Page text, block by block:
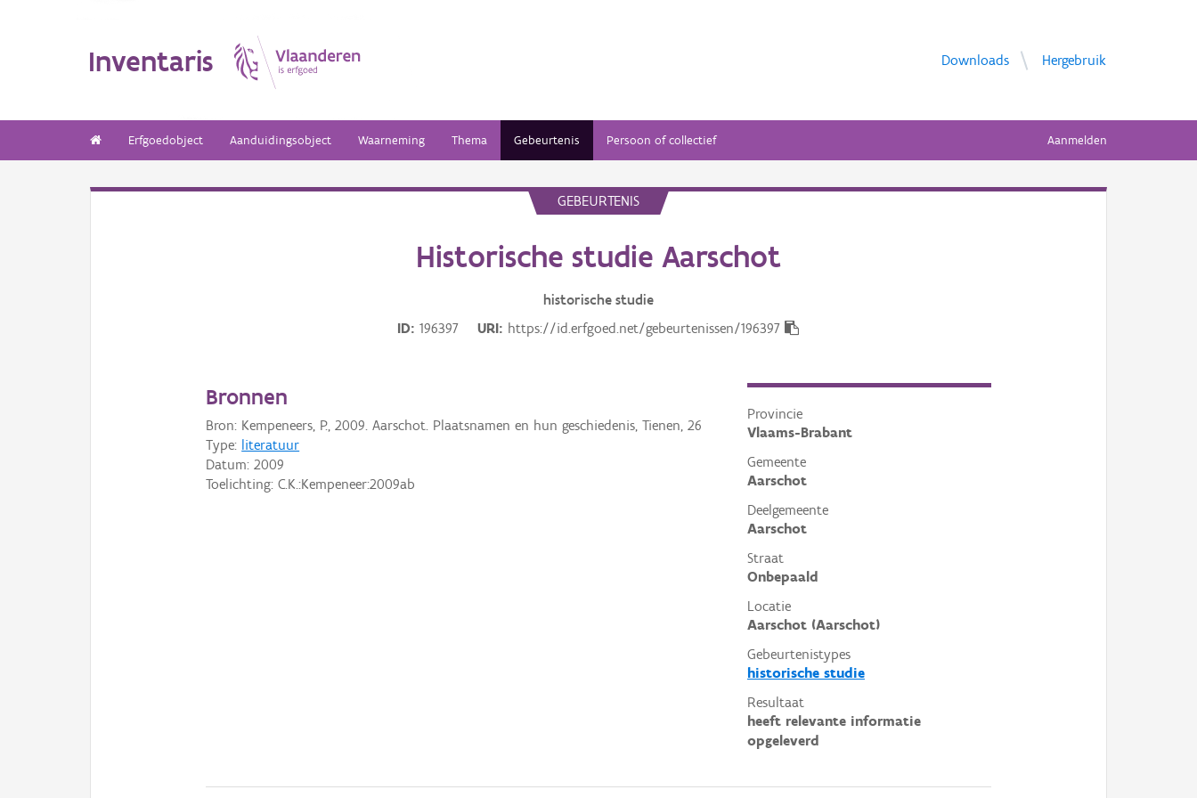
Inventaris Downloads Hergebruik
Erfgoedobject Aanduidingsobject Waarneming Thema Gebeurtenis Persoon of collectief Aanmelden
GEBEURTENIS
Historische studie Aarschot
historische studie
ID
196397 URI https://id.erfgoed.net/gebeurtenissen/196397
Provincie
Vlaams-Brabant
Gemeente
Aarschot
Deelgemeente
Aarschot
Straat
Onbepaald
Locatie
Aarschot (Aarschot)
Gebeurtenistypes
historische studie
Resultaat
heeft relevante informatie
opgeleverd
Bronnen
Bron: Kempeneers, P., 2009. Aarschot. Plaatsnamen en hun geschiedenis, Tienen, 26
Type: literatuur
Datum:2009
Toelichting: C.K.:Kempeneer:2009ab